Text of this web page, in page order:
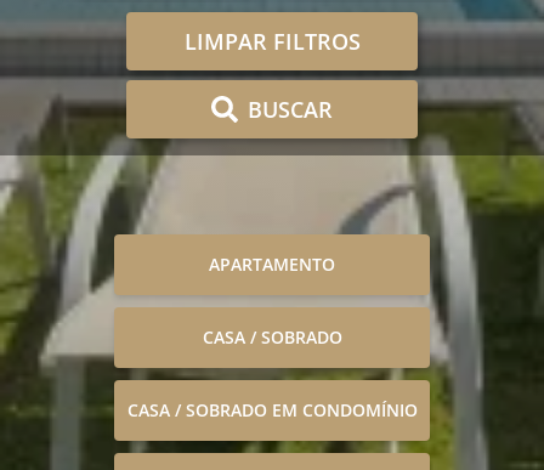
LIMPAR FILTROS
BUSCAR
APARTAMENTO
CASA / SOBRADO
CASA / SOBRADO EM CONDOMÍNIO